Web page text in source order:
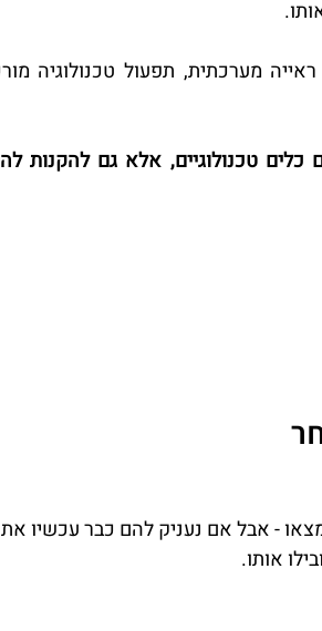
- אבל אם נעניק להם כבר עכשיו את
אותו.